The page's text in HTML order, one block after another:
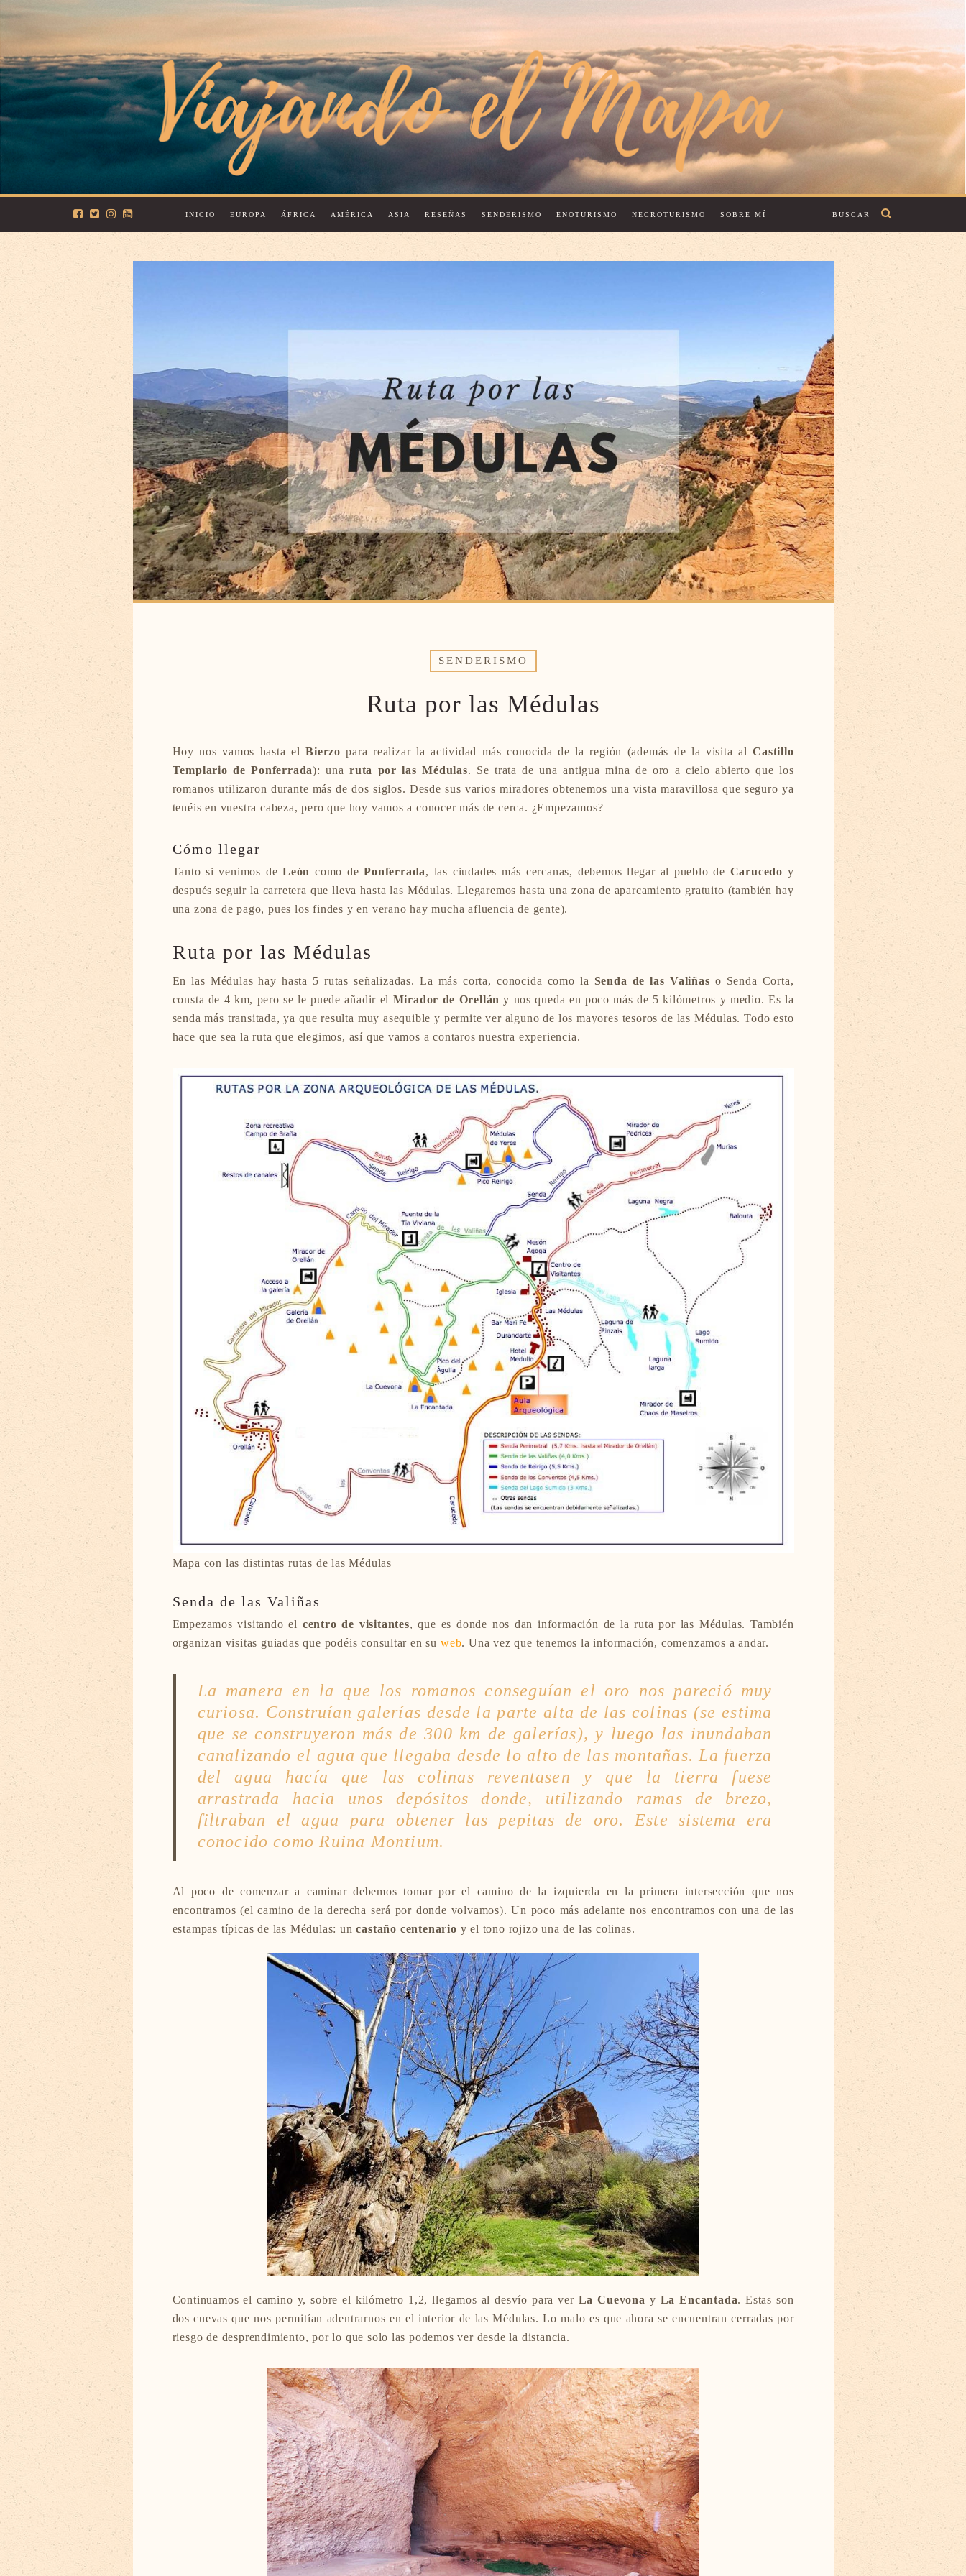
BUSCAR
INICIO EUROPA ÁFRICA AMÉRICA ASIA RESEÑAS SENDERISMO ENOTURISMO NECROTURISMO SOBRE MÍ
SENDERISMO
Ruta por las Médulas
Hoy nos vamos hasta elBierzo para realizar la actividad más conocida de la región (además de la visita alCastillo
Templario de Ponferrada): una ruta por las Médulas. Se trata de una antigua mina de oro a cielo abierto que los
romanos utilizaron durante más de dos siglos. Desde sus varios miradores obtenemos una vista maravillosa que seguro ya
tenéis en vuestra cabeza, pero que hoy vamos a conocer más de cerca. ¿Empezamos?
Cómo llegar
Tanto si venimos deLeón como dePonferrada, las ciudades más cercanas, debemos llegar al pueblo de Carucedo y
después seguir la carretera que lleva hasta las Médulas. Llegaremos hasta una zona de aparcamiento gratuito (también hay
una zona de pago, pues los findes y en verano hay mucha afluencia de gente).
Ruta por las Médulas
En las Médulas hay hasta 5 rutas señalizadas. La más corta, conocida como la Senda de las Valiñas o Senda Corta,
consta de 4 km, pero se le puede añadir el Mirador de Orellán y nos queda en poco más de 5 kilómetros y medio. Es la
senda más transitada, ya que resulta muy asequible y permite ver alguno de los mayores tesoros de las Médulas. Todo esto
hace que sea la ruta que elegimos, así que vamos a contaros nuestra experiencia.
Mapa con las distintas rutas de las Médulas
Senda de las Valiñas
Empezamos visitando el centro de visitantes, que es donde nos dan información de la ruta por las Médulas. También
organizan visitas guiadas que podéis consultar en su web. Una vez que tenemos la información, comenzamos a andar.
La manera en la que los romanos conseguían el oro nos pareció muy
curiosa. Construían galerías desde la parte alta de las colinas (se estima
que se construyeron más de 300 km de galerías), y luego las inundaban
canalizando el agua que llegaba desde lo alto de las montañas. La fuerza
del agua hacía que las colinas reventasen y que la tierra fuese
arrastrada hacia unos depósitos donde, utilizando ramas de brezo,
filtraban el agua para obtener las pepitas de oro. Este sistema era
conocido como Ruina Montium.
Al poco de comenzar a caminar debemos tomar por el camino de la izquierda en la primera intersección que nos
encontramos (el camino de la derecha será por donde volvamos). Un poco más adelante nos encontramos con una de las
estampas típicas de las Médulas: uncastaño centenario y el tono rojizo una de las colinas.
Continuamos el camino y, sobre el kilómetro 1,2, llegamos al desvío para verLa Cuevona y La Encantada. Estas son
dos cuevas que nos permitían adentrarnos en el interior de las Médulas. Lo malo es que ahora se encuentran cerradas por
riesgo de desprendimiento, por lo que solo las podemos ver desde la distancia.